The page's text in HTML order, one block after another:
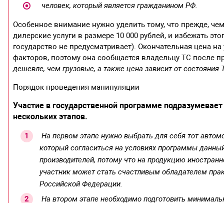
​ человек, который является гражданином РФ.
Особенное внимание нужно уделить тому, что прежде,
дилерские услуги в размере 10 000 рублей, и избежать
государство не предусматривает). Окончательная цена
факторов, поэтому она сообщается владельцу ТС после
дешевле, чем грузовые, а также цена зависит от состояния
Порядок проведения манипуляции
Участие в государственной программе
нескольких этапов.
На первом этапе нужно выбрать для себя тот
который согласиться на условиях программы
производителей, потому что на продукцию
участник может стать счастливым обладателем
Российской Федерации.
На втором этапе необходимо подготовить